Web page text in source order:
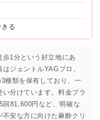
る
歩1分という好立地にあ
ジェントルYAGプロ、
種類を保有しており、一
分けています。料金プラ
回81,600円など、明確な
安な方に向けた麻酔クリ